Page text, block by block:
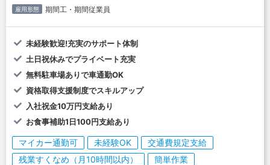
雇用形態 期間工・期間従業員
未経験歓迎!充実のサポート体制
土日祝休みでプライベート充実
無料駐車場ありで車通勤OK
資格取得支援制度でスキルアップ
入社祝金10万円支給あり
お食事補助1日100円支給あり
マイカー通勤可 未経験OK
交通費規定支給
残業すくなめ（月10時間以内）
簡単作業